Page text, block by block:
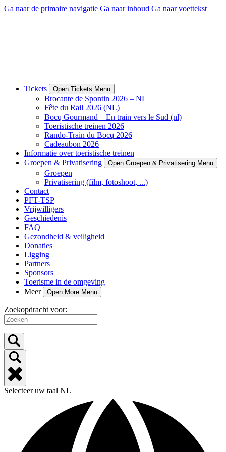
Ga naar de primaire navigatie Ga naar inhoud Ga naar voettekst
Tickets Open Tickets Menu
Brocante de Spontin 2026 – NL
Fête du Rail 2026 (NL)
Bocq Gourmand – En train vers le Sud (nl)
Toeristische treinen 2026
Rando-Train du Bocq 2026
Cadeaubon 2026
Informatie over toeristische treinen
Groepen & Privatisering
Open Groepen & Privatisering Menu
Groepen
Privatisering (film, fotoshoot, ...)
Contact
PFT-TSP
Vrijwilligers
Geschiedenis
FAQ
Gezondheid & veiligheid
Donaties
Ligging
Partners
Sponsors
Toerisme in de omgeving
Meer
Open More Menu
Zoekopdracht voor:
Selecteer uw taal NL